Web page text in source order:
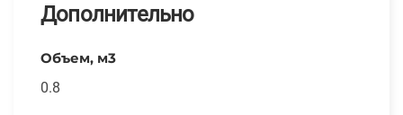
Дополнительно
Объем, м3
0.8